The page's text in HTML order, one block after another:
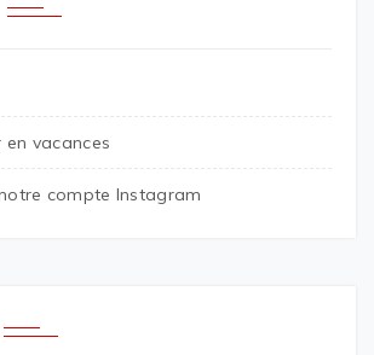
vacances
compte Instagram